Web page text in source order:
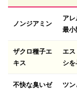
ノンジアミン
ア
最小
ザクロ種子エ
キス
エ
シを
不快な臭いゼ
ツ